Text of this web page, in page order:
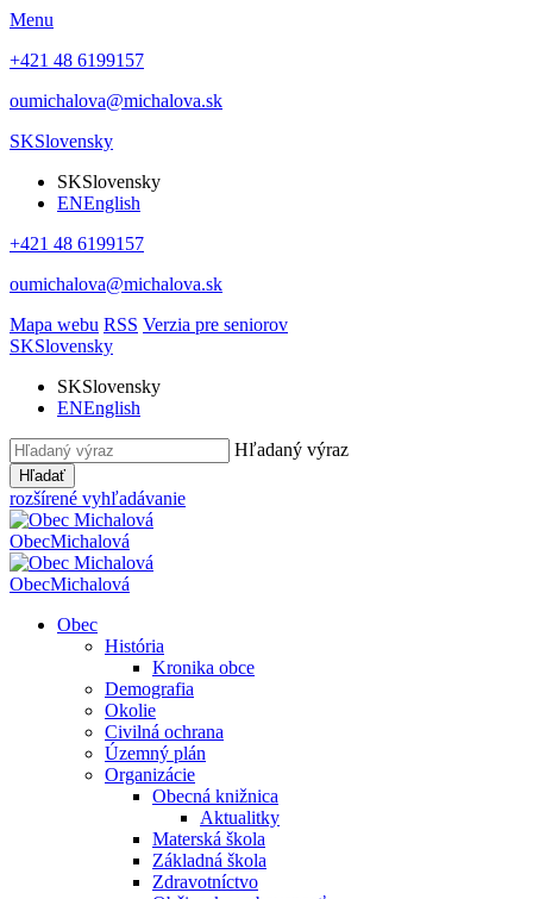
Menu
+421 48 6199157
oumichalova@michalova.sk
SKSlovensky
SKSlovensky
ENEnglish
+421 48 6199157
oumichalova@michalova.sk
Mapa webu RSS Verzia pre seniorov
SKSlovensky
SKSlovensky
ENEnglish
Hľadaný výraz
Hľadať
rozšírené vyhľadávanie
ObecMichalová
ObecMichalová
Obec
História
Kronika obce
Demografia
Okolie
Civilná ochrana
Územný plán
Organizácie
Obecná knižnica
Aktualitky
Materská škola
Základná škola
Zdravotníctvo